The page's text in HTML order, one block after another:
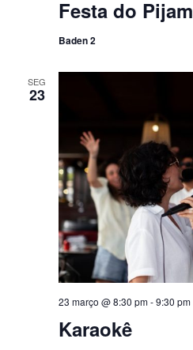
Festa do
Baden 2
SEG
23
Karaokê
23 março @ 8:30 pm-9:30 pm